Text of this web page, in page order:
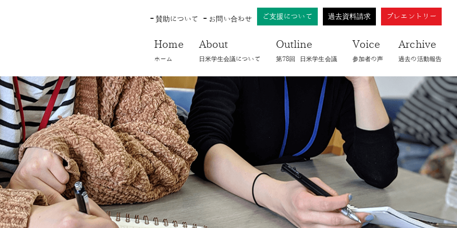
賛助について お問い合わせ ご支援について 過去資料請求 プレエントリー
ホーム
Home
日米学生会議について
About
第78回​ 日米学生会議
Outline
参加者の声
Voice
過去の活動報告
Archive